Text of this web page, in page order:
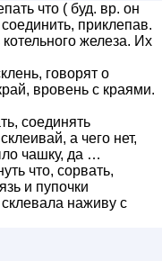
что ( буд. вр. он
приклепав.
железа. Их
говорят о
вровень с краями.
соединять
а чего нет,
чашку, да …
что, сорвать,
и пупочки
наживу с